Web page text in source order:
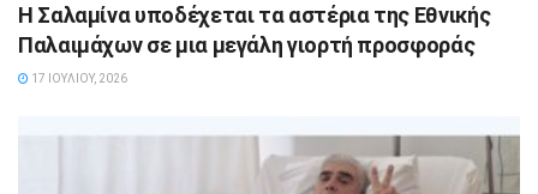
Η Σαλαμίνα υποδέχεται τα αστέρια της Εθνικής
Παλαιμάχων σε μια μεγάλη γιορτή προσφοράς
17 ΙΟΥΛΊΟΥ, 2026